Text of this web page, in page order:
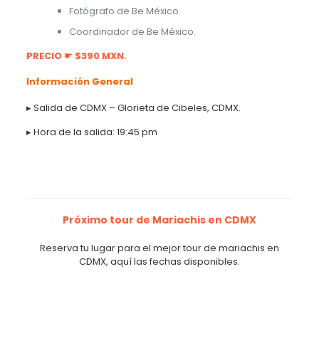
Fotógrafo de Be México.
Coordinador de Be México.
PRECIO ☛ $390 MXN.
Información General
▸ Salida de CDMX – Glorieta de Cibeles, CDMX.
▸ Hora de la salida: 19:45 pm
Próximo tour de Mariachis en CDMX
Reserva tu lugar para el mejor tour de mariachis en
CDMX, aquí las fechas disponibles.